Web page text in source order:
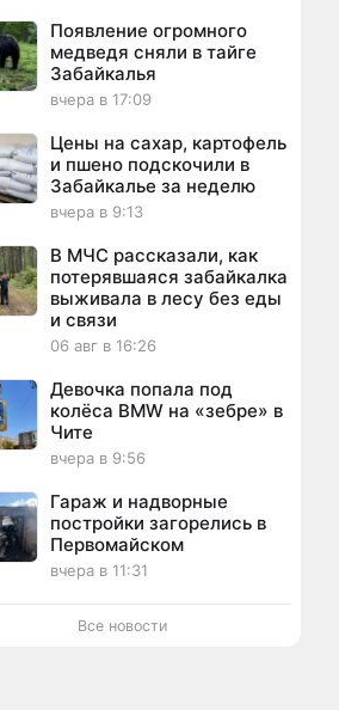
Появление огромного
медведя сняли в тайге
Забайкалья
вчера в 17:09
Цены на сахар, картофель
и пшено подскочили в
Забайкалье за неделю
вчера в 9:13
В МЧС рассказали, как
потерявшаяся забайкалка
выживала в лесу без еды
и связи
06 авг в 16:26
Девочка попала под
колёса BMW на «зебре» в
Чите
вчера в 9:56
Гараж и надворные
постройки загорелись в
Первомайском
вчера в 11:31
Все новости